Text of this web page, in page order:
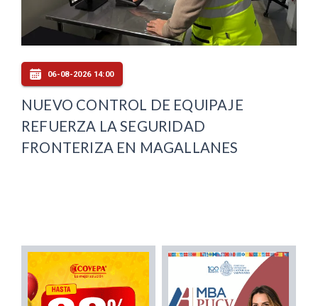
06-08-2026 14:00
NUEVO CONTROL DE EQUIPAJE
REFUERZA LA SEGURIDAD
FRONTERIZA EN MAGALLANES